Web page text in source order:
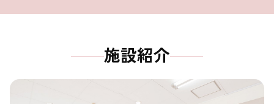
施設紹介